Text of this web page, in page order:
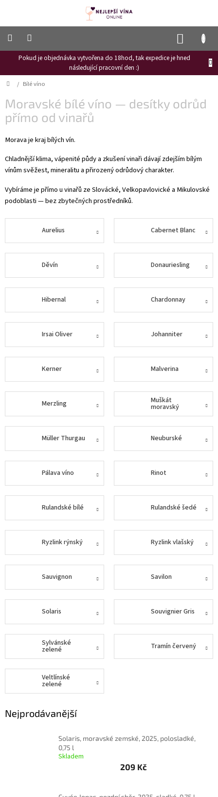
Pokud je objednávka vytvořena do 18hod, tak expedice je hned
následující pracovní den :)
Frizzante
Růžové
víno
Hroznový
mošt
vinaři
Vinné
novinky
Bílé
víno
víno
k
vínu
Akční
poukazy
Svatomartinské
Prodej
nabídka
skladem
vína
podle
Víno
vína
vínu
Vývrtky
Domů
/ Bílé víno
Moravské bílé víno — desítky odrůd
přímo od vinařů
Morava je kraj bílých vín.
Chladnější klima, vápenité půdy a zkušení vinaři dávají zdejším bílým
vínům svěžest, mineralitu a přirozený odrůdový charakter.
Vybíráme je přímo u vinařů ze Slovácké, Velkopavlovické a Mikulovské
podoblasti — bez zbytečných prostředníků.
Aurelius Cabernet Blanc
Děvín Donauriesling
Hibernal Chardonnay
Irsai Oliver Johanniter
Kerner Malverina
Merzling Muškát
moravský
Müller Thurgau Neuburské
Pálava víno Rinot
Rulandské bílé Rulandské šedé
Ryzlink rýnský Ryzlink vlašský
Sauvignon Savilon
Solaris Souvignier Gris
Sylvánské
zelené Tramín červený
Veltlínské
zelené
Nejprodávanější
Solaris, moravské zemské, 2025, polosladké,
0,75 l
Skladem
209 Kč